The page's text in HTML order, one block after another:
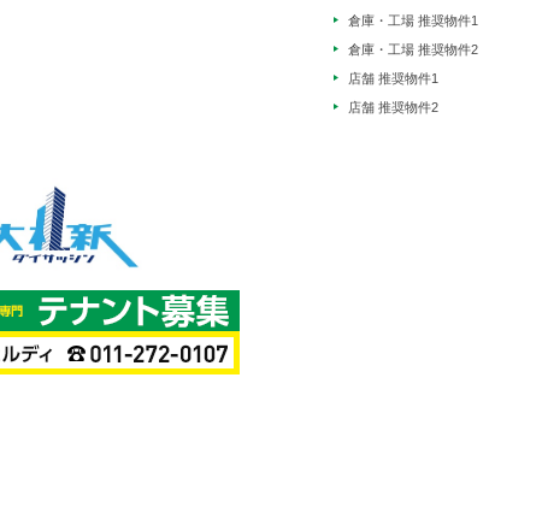
倉庫・工場 推奨物件1
倉庫・工場 推奨物件2
店舗 推奨物件1
店舗 推奨物件2